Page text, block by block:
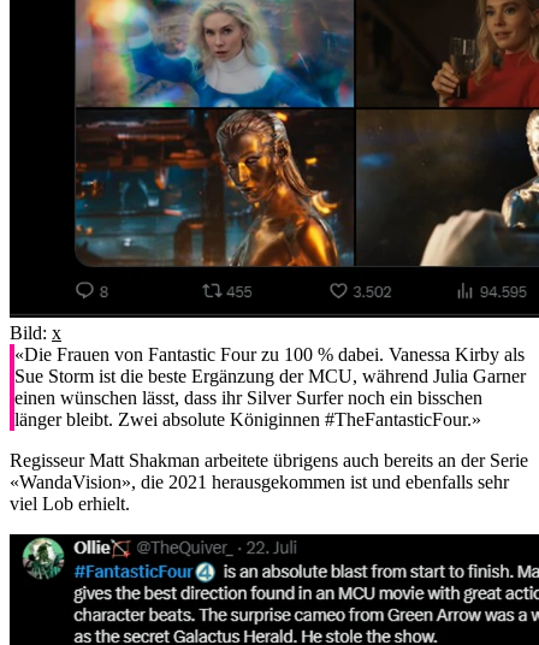
Bild: x
«Die Frauen von Fantastic Four zu 100 % dabei. Vanessa Kirby als
Sue Storm ist die beste Ergänzung der MCU, während Julia Garner
einen wünschen lässt, dass ihr Silver Surfer noch ein bisschen
länger bleibt. Zwei absolute Königinnen #TheFantasticFour.»
Regisseur Matt Shakman arbeitete übrigens auch bereits an der Serie
«WandaVision», die 2021 herausgekommen ist und ebenfalls sehr
viel Lob erhielt.